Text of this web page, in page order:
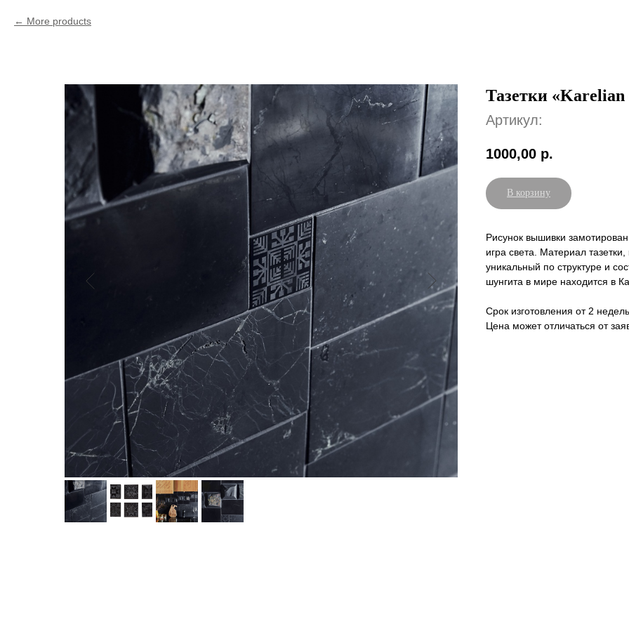
More products
Тазетки «Karelian
Артикул:
1000,00 р.
В корзину
Рисунок вышивки
игра света. Материал
уникальный по структуре и
шунгита в мире находится в
Срок изготовления от 2
Цена может отличаться от